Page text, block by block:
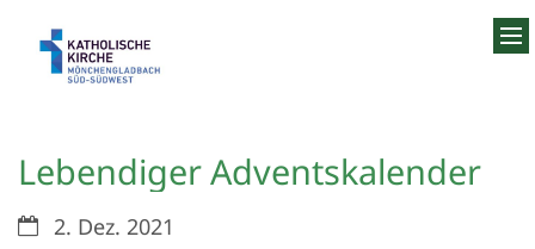
Lebendiger Adventskalender
Datum:2. Dez. 2021